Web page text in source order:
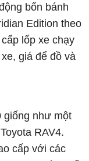
bốn bánh
Edition theo
lốp xe chạy
giá để đồ và
giống như một
RAV4.
cấp với các